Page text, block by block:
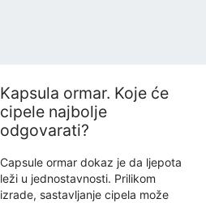
Kapsula ormar. Koje će
cipele najbolje
odgovarati?
Capsule ormar dokaz je da ljepota
leži u jednostavnosti. Prilikom
izrade, sastavljanje cipela može